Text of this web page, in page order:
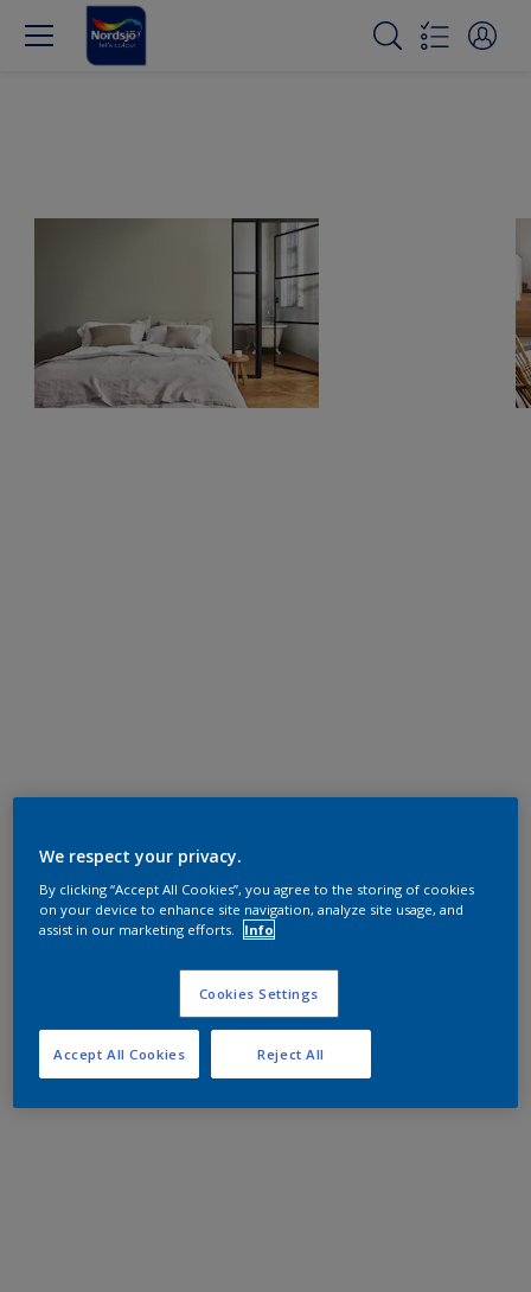
We respect your privacy.
By clicking “Accept All Cookies”, you agree to the storing of cookies
on your device to enhance site navigation, analyze site usage, and
assist in our marketing efforts.
Info
Cookies Settings
Reject All
Accept All Cookies